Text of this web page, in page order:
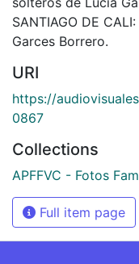
SANTIAGO DE
Garces Borrero.
URI
https://
0867
Collections
APFFVC - Fotos
Full item page